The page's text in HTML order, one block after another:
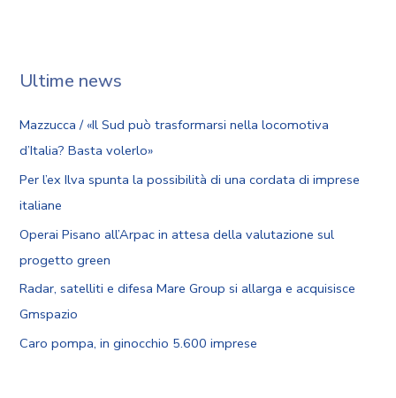
Ultime news
Mazzucca / «Il Sud può trasformarsi nella locomotiva
d’Italia? Basta volerlo»
Per l’ex Ilva spunta la possibilità di una cordata di imprese
italiane
Operai Pisano all’Arpac in attesa della valutazione sul
progetto green
Radar, satelliti e difesa Mare Group si allarga e acquisisce
Gmspazio
Caro pompa, in ginocchio 5.600 imprese